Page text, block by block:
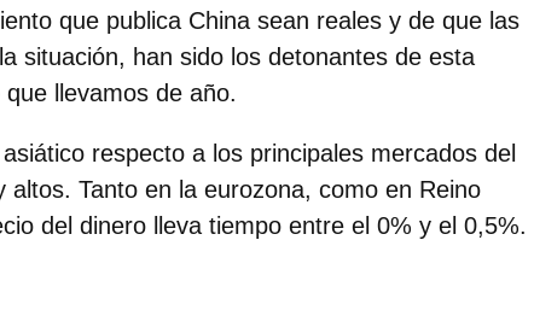
que publica China sean reales y de que las
situación, han sido los detonantes de esta
llevamos de año.
respecto a los principales mercados del
altos. Tanto en la eurozona, como en Reino
del dinero lleva tiempo entre el 0% y el 0,5%.